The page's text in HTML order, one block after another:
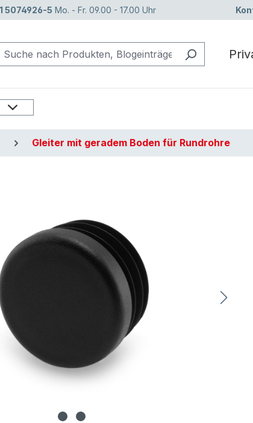
5074926-5 Mo. - Fr. 09.00 - 17.00 Uhr
Gleiter mit geradem Boden für Rundrohre